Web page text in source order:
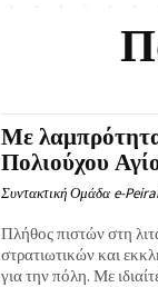
Με
Πολιούχου
Συντακτική Ομάδα e-
Πλήθος πιστών στη
στρατιωτικών και
για την πόλη. Με